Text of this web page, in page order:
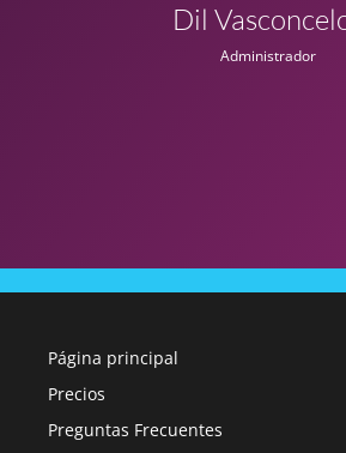
Dil
Administrador
Página principal
Precios
Preguntas Frecuentes